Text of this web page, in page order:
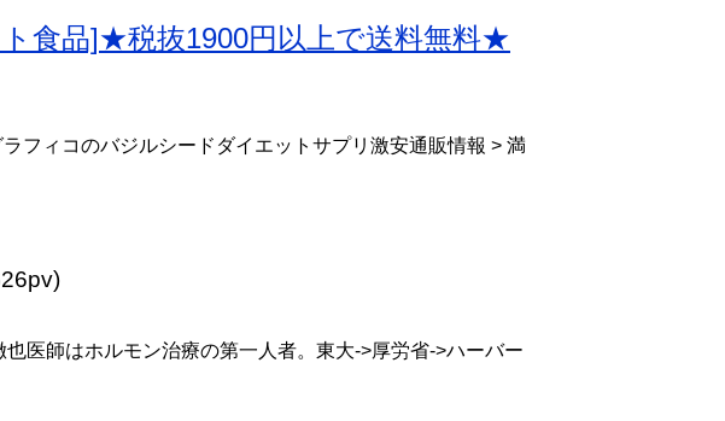
食品]★税抜1900円以上で送料無料★
フィコのバジルシードダイエットサプリ激安通販情報 > 満
医師はホルモン治療の第一人者。東大->厚労省->ハーバー